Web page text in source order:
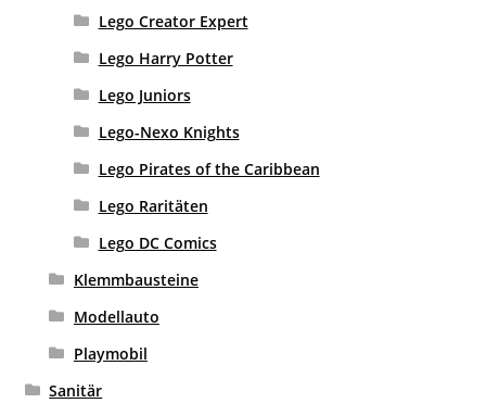
Lego Creator Expert
Lego Harry Potter
Lego Juniors
Lego-Nexo Knights
Lego Pirates of the Caribbean
Lego Raritäten
Lego DC Comics
Klemmbausteine
Modellauto
Playmobil
Sanitär